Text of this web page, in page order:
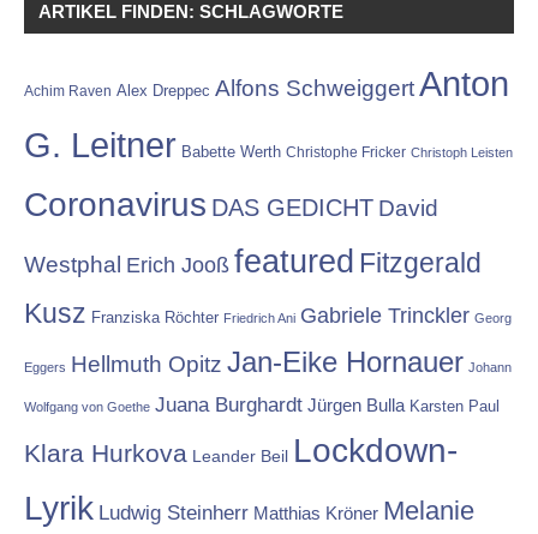
ARTIKEL FINDEN: SCHLAGWORTE
Achim Raven Alex Dreppec Alfons SchweiggertAnton
G. Leitner Babette Werth Christophe Fricker Christoph Leisten
Coronavirus DAS GEDICHT David
Westphal Erich Jooß featured Fitzgerald
Kusz Franziska Röchter Friedrich Ani Gabriele Trinckler Georg
Eggers Hellmuth Opitz Jan-Eike Hornauer Johann
Wolfgang von Goethe Juana Burghardt Jürgen Bulla Karsten Paul
Klara Hurkova Leander Beil Lockdown-
Lyrik Ludwig Steinherr Matthias Kröner Melanie